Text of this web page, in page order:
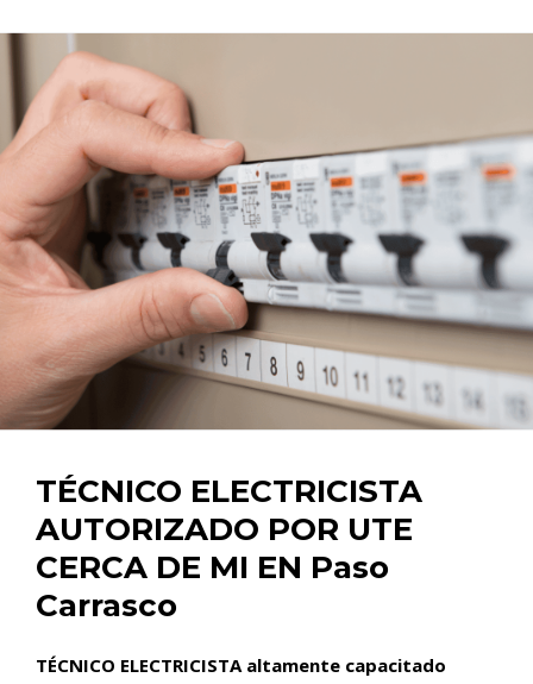
TÉCNICO ELECTRICISTA
AUTORIZADO POR UTE
CERCA DE MI EN Paso
Carrasco
TÉCNICO ELECTRICISTA altamente capacitado